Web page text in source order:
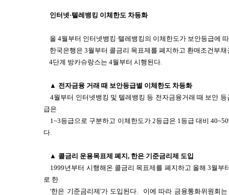
인터넷·텔레뱅킹 이체한도 차등화
올 4월부터 인터넷뱅킹·텔레뱅킹의 이체한도가 보안등급에
한국은행은 3월부터 콜금리 목표제를 폐지하고 환매조건부
4단계 방카슈랑스는 4월부터 시행된다.
▲ 전자금융 거래 때 보안등급별 이체한도 차등화
4월부터 인터넷뱅킹 및 텔레뱅킹 등 전자금융거래 때 보안
급은
1~3등급으로 구분하고 이체한도가 2등급은 1등급 대비
다.
▲ 콜금리 운용목표제 폐지, 한은 기준금리제 도입
1999년부터 시행해온 콜금리 목표제를 폐지하고 올해 3월부
로 한
'한은 기준금리제'가 도입된다.
이에 따라 금융통화위원회